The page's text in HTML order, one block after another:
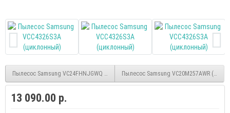
Пылесос Samsung VC24FHNJGWQ (мешковой)Пылесос Samsung VC20M257AWR
13 090.00 р.